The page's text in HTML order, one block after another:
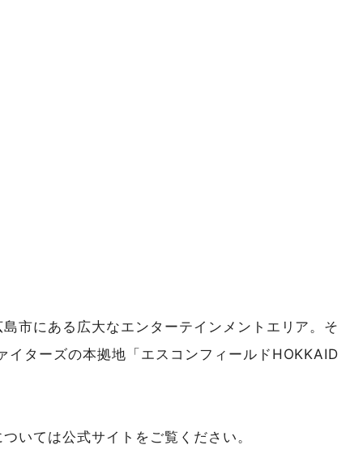
市にある広大なエンターテインメントエリア。そ
イターズの本拠地「エスコンフィールドHOKKAID
いては公式サイトをご覧ください。